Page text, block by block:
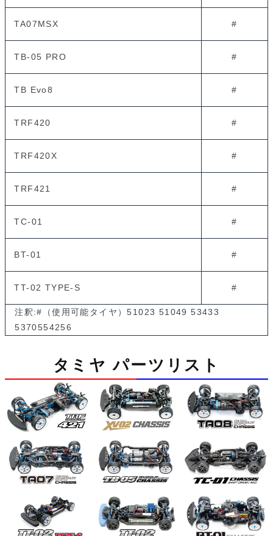
TA07MSX #
TB-05 PRO #
TB Evo8 #
TRF420 #
TRF420X #
TRF421 #
TC-01 #
BT-01 #
TT-02 TYPE-S #
注釈:#（使用可能タイヤ）51023 51049 53433
5370554256
タミヤ パーツリスト